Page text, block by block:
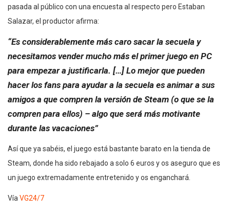
pasada al público con una encuesta al respecto pero Estaban
Salazar, el productor afirma:
“Es considerablemente más caro sacar la secuela y
necesitamos vender mucho más el primer juego en PC
para empezar a justificarla. […] Lo mejor que pueden
hacer los fans para ayudar a la secuela es animar a sus
amigos a que compren la versión de Steam (o que se la
compren para ellos) – algo que será más motivante
durante las vacaciones”
Así que ya sabéis, el juego está bastante barato en la tienda de
Steam, donde ha sido rebajado a solo 6 euros y os aseguro que es
un juego extremadamente entretenido y os enganchará.
Vía VG24/7